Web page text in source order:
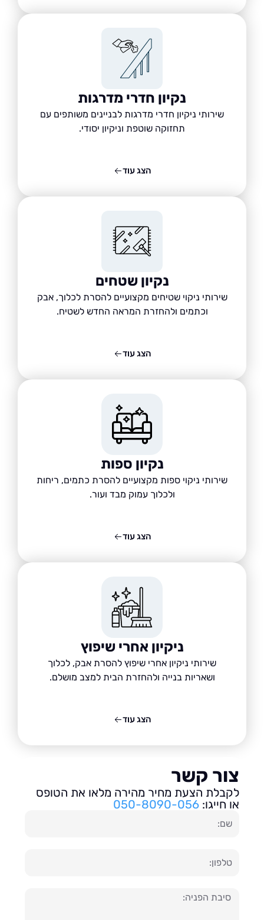
נקיון חדרי מדרגות
שירותי ניקיון חדרי מדרגות לבניינים משותפים עם
תחזוקה שוטפת וניקיון יסודי.
נקיון שטחים
שירותי ניקוי שטיחים מקצועיים להסרת לכלוך, אבק
וכתמים ולהחזרת המראה החדש לשטיח.
נקיון ספות
שירותי ניקוי ספות מקצועיים להסרת כתמים, ריחות
ולכלוך עמוק מבד ועור.
ניקיון אחרי שיפוץ
שירותי ניקיון אחרי שיפוץ להסרת אבק, לכלוך
ושאריות בנייה ולהחזרת הבית למצב מושלם.
קשר
הצעת מחיר מהירה מלאו את הטופס
חייגו:050-8090-056